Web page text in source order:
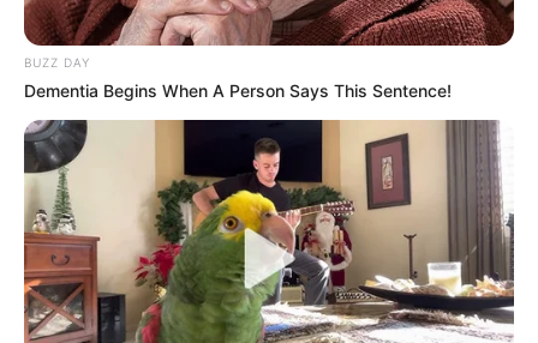
BUZZ DAY
Dementia Begins When A Person Says This Sentence!